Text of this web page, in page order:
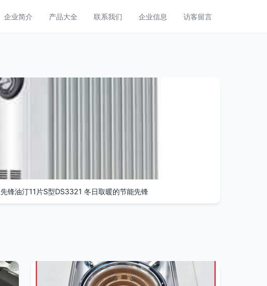
企业简介 产品大全 联系我们 企业信息 访客留言
先锋油汀11片S型DS3321 冬日取暖的节能先锋